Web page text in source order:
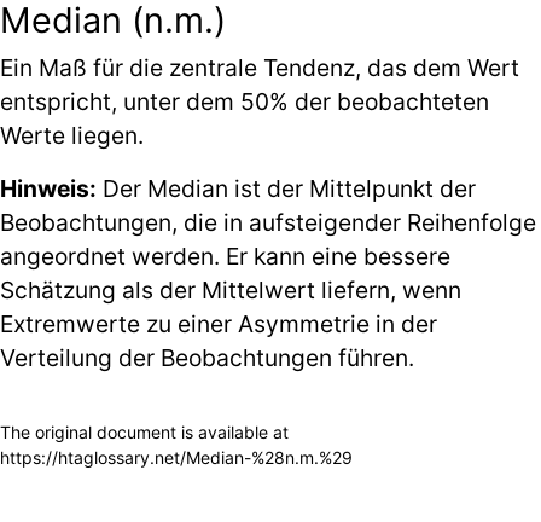
Median (n.m.)
Ein Maß für die zentrale Tendenz, das dem Wert
entspricht, unter dem 50% der beobachteten
Werte liegen.
Hinweis: Der Median ist der Mittelpunkt der
Beobachtungen, die in aufsteigender Reihenfolge
angeordnet werden. Er kann eine bessere
Schätzung als der Mittelwert liefern, wenn
Extremwerte zu einer Asymmetrie in der
Verteilung der Beobachtungen führen.
The original document is available at
https://htaglossary.net/Median-%28n.m.%29